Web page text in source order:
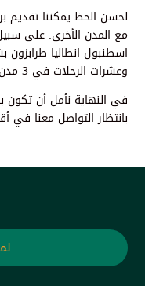
لحسن الحظ يمكننا تقديم
مع المدن الأخرى. على
اسطنبول انطاليا
وعشرات الرحلات في 3 مدن تركية مميزة.
في النهاية نأمل أن تكون
بانتظار التواصل معنا